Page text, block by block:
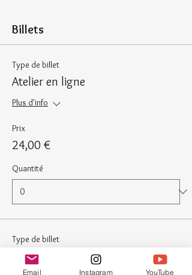
Billets
Type de billet
Atelier en ligne
Plus d'info
Prix
24,00 €
Quantité
Type de billet
Pack atelier nº 1- France
Email Instagram YouTube